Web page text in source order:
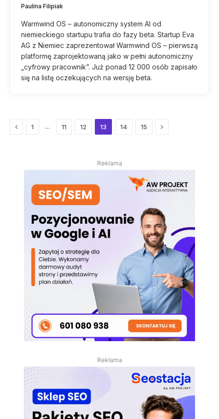
Paulina Filipiak
Warmwind OS – autonomiczny system AI od
niemieckiego startupu trafia do fazy beta. Startup Eva
AG z Niemiec zaprezentował Warmwind OS – pierwszą
platformę zaprojektowaną jako w pełni autonomiczny
„cyfrowy pracownik”. Już ponad 12 000 osób zapisało
się na listę oczekujących na wersję beta.
Previous
1 … 11 12 13 14 15 Next
Reklama
Reklama